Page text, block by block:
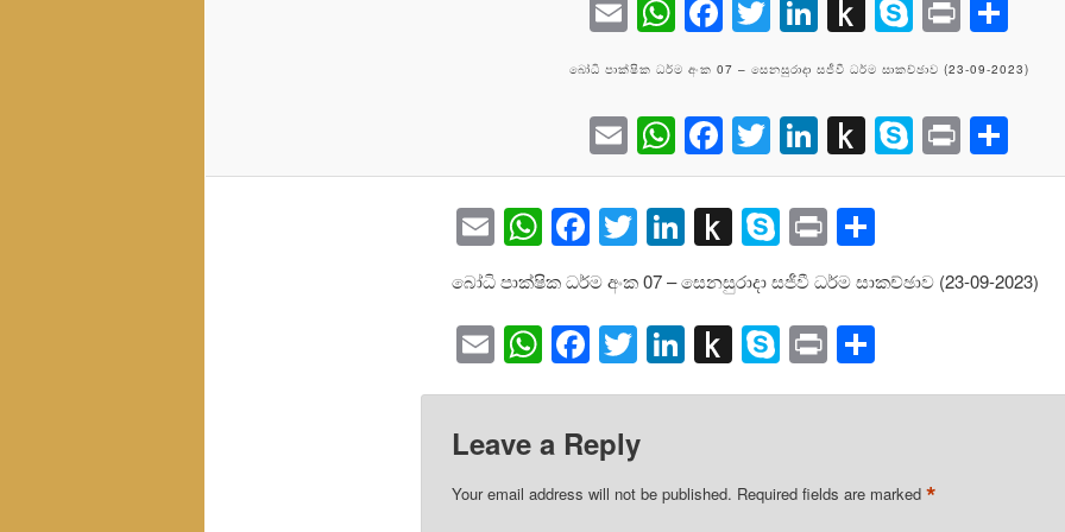
EmailWhatsApp
Facebook
Twitter
LinkedIn
Push
to
Kindle
Skype
Print
බෝධි පාක්ෂික ධර්ම අංක 07 – සෙනසුරාදා සජීවී ධර්ම සාකච්ඡාව (23-09-2023)
EmailWhatsApp
Facebook
Twitter
LinkedIn
Push
to
Kindle
Skype
Print
EmailWhatsApp
Facebook
Twitter
LinkedIn
Push
to
Kindle
Skype
PrintShare
බෝධි පාක්ෂික ධර්ම අංක 07 – සෙනසුරාදා සජීවී ධර්ම සාකච්ඡාව (23-09-2023)
EmailWhatsApp
Facebook
Twitter
LinkedIn
Push
to
Skype
PrintShare
Leave a Reply
Your email address will not be published. Required fields are marked *